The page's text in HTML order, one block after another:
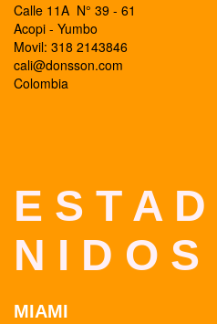
Calle 11A N° 39 - 61
Acopi - Yumbo
Movil: 318 2143846
cali@donsson.com
Colombia
E S T A
N I D O S
MIAMI